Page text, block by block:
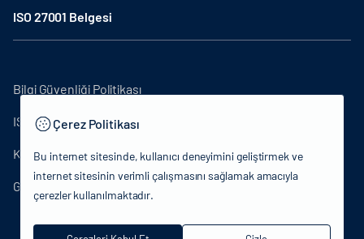
ISO 27001 Belgesi
Bilgi Güvenliği Politikası
ISO27001
KVKK Aydınlatma Metni
Gizlilik Politikası
Çerez Politikası
Bu internet sitesinde, kullanıcı deneyimini geliştirmek ve
internet sitesinin verimli çalışmasını sağlamak amacıyla
çerezler kullanılmaktadır.